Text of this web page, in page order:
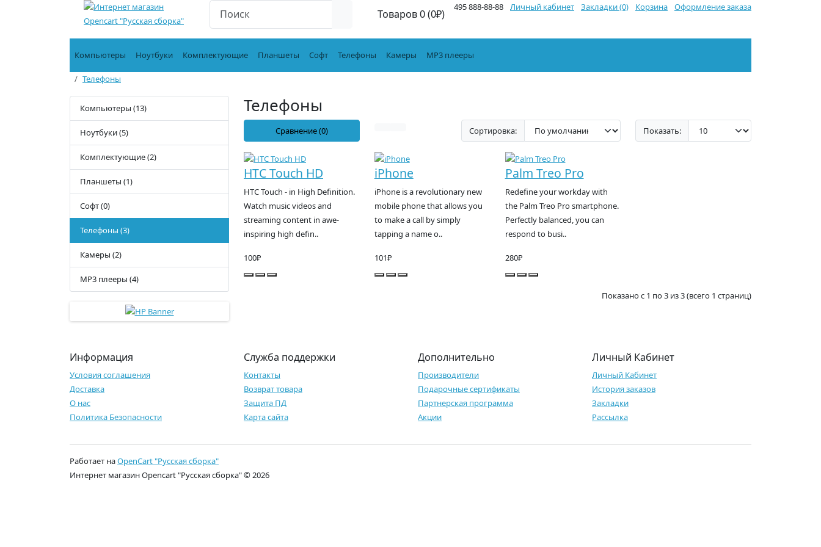
495 888-88-88 Личный кабинет Закладки (0) Корзина Оформление заказа
Товаров 0 (0₽)
Компьютеры Ноутбуки Комплектующие Планшеты Софт Телефоны Камеры MP3 плееры
Телефоны
Компьютеры (13)
Ноутбуки (5)
Комплектующие (2)
Планшеты (1)
Софт (0)
Телефоны (3)
Камеры (2)
MP3 плееры (4)
Телефоны
Сравнение (0) Сортировка: Показать:
HTC Touch HD
HTC Touch - in High Definition.
Watch music videos and
streaming content in awe-
inspiring high defin..
100₽
iPhone
iPhone is a revolutionary new
mobile phone that allows you
to make a call by simply
tapping a name o..
101₽
Palm Treo Pro
Redefine your workday with
the Palm Treo Pro smartphone.
Perfectly balanced, you can
respond to busi..
280₽
Показано с 1 по 3 из 3 (всего 1 страниц)
Информация
Условия соглашения
Доставка
О нас
Политика Безопасности
Служба поддержки
Контакты
Возврат товара
Защита ПД
Карта сайта
Дополнительно
Производители
Подарочные сертификаты
Партнерская программа
Акции
Личный Кабинет
Личный Кабинет
История заказов
Закладки
Рассылка
Работает наOpenCart "Русская сборка"
Интернет магазин Opencart "Русская сборка" © 2026